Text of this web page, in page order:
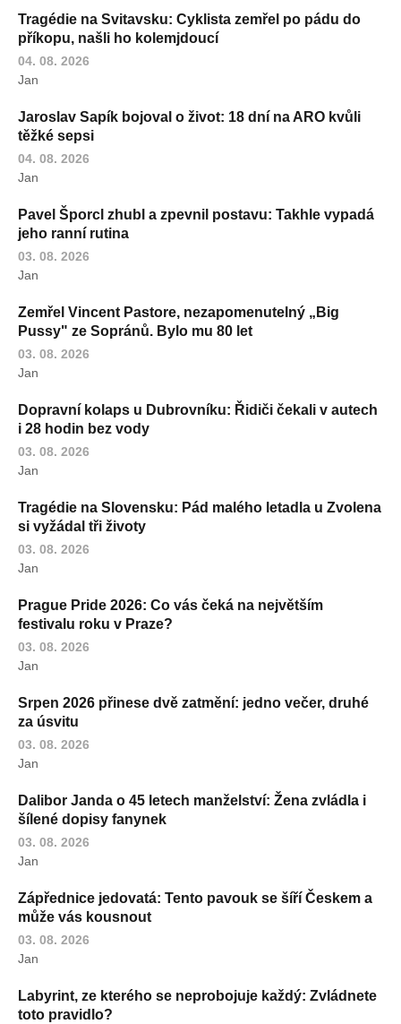
Tragédie na Svitavsku: Cyklista zemřel po pádu do
příkopu, našli ho kolemjdoucí
04. 08. 2026
Jan
Jaroslav Sapík bojoval o život: 18 dní na ARO kvůli
těžké sepsi
04. 08. 2026
Jan
Pavel Šporcl zhubl a zpevnil postavu: Takhle vypadá
jeho ranní rutina
03. 08. 2026
Jan
Zemřel Vincent Pastore, nezapomenutelný „Big
Pussy" ze Sopránů. Bylo mu 80 let
03. 08. 2026
Jan
Dopravní kolaps u Dubrovníku: Řidiči čekali v autech
i 28 hodin bez vody
03. 08. 2026
Jan
Tragédie na Slovensku: Pád malého letadla u Zvolena
si vyžádal tři životy
03. 08. 2026
Jan
Prague Pride 2026: Co vás čeká na největším
festivalu roku v Praze?
03. 08. 2026
Jan
Srpen 2026 přinese dvě zatmění: jedno večer, druhé
za úsvitu
03. 08. 2026
Jan
Dalibor Janda o 45 letech manželství: Žena zvládla i
šílené dopisy fanynek
03. 08. 2026
Jan
Zápřednice jedovatá: Tento pavouk se šíří Českem a
může vás kousnout
03. 08. 2026
Jan
Labyrint, ze kterého se neprobojuje každý: Zvládnete
toto pravidlo?